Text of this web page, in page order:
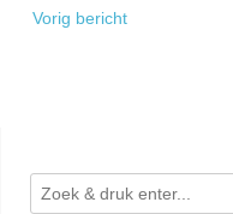
navigatie
Vorig bericht